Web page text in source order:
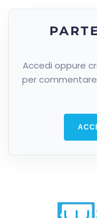
Accedi oppure
per